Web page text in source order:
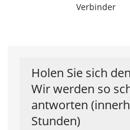
Verbinder
Holen Sie sich
Wir werden so
antworten
Stunden)